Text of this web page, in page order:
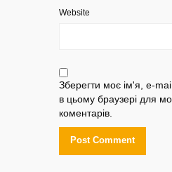
Website
Зберегти моє ім'я, e-
в цьому браузері для
коментарів.